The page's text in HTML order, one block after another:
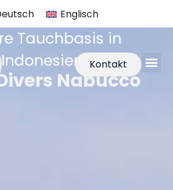
Englisch
Kontakt
Tauchbasis in
Indonesien
Nabucco